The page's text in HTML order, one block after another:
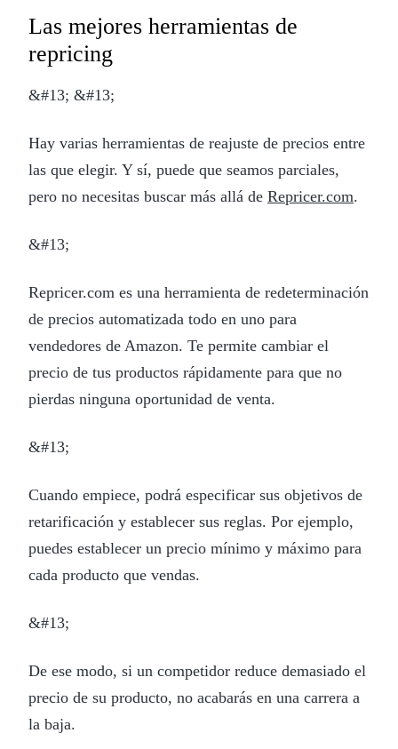
Las mejores herramientas de
repricing
&#13; &#13;
Hay varias herramientas de reajuste de precios entre
las que elegir. Y sí, puede que seamos parciales,
pero no necesitas buscar más allá de Repricer.com.
&#13;
Repricer.com es una herramienta de redeterminación
de precios automatizada todo en uno para
vendedores de Amazon. Te permite cambiar el
precio de tus productos rápidamente para que no
pierdas ninguna oportunidad de venta.
&#13;
Cuando empiece, podrá especificar sus objetivos de
retarificación y establecer sus reglas. Por ejemplo,
puedes establecer un precio mínimo y máximo para
cada producto que vendas.
&#13;
De ese modo, si un competidor reduce demasiado el
precio de su producto, no acabarás en una carrera a
la baja.